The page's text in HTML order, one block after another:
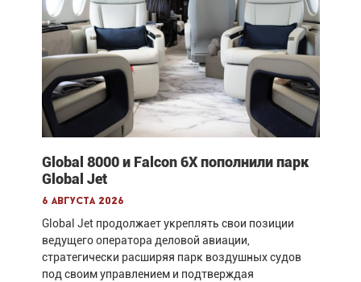
Global 8000 и Falcon 6X пополнили парк
Global Jet
6 августа 2026
Global Jet продолжает укреплять свои позиции
ведущего оператора деловой авиации,
стратегически расширяя парк воздушных судов
под своим управлением и подтверждая